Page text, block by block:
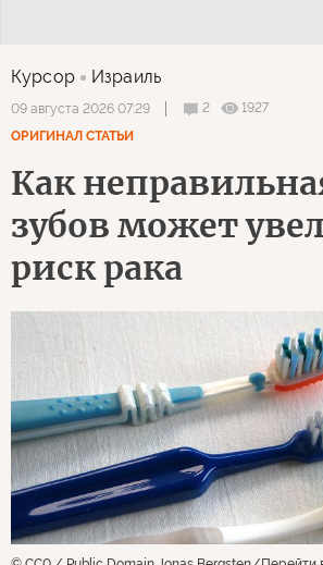
Курсор Израиль
09 августа 2026 07:29 2
1927
ОРИГИНАЛ СТАТЬИ
Как
зубов может
риск рака